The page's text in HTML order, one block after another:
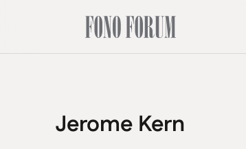
Jerome Kern